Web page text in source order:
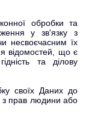
обробки та
у зв'язку з
несвоєчасним їх
відомостей, що є
та ділову
своїх Даних до
з прав людини або